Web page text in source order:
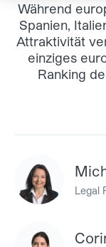
Während
Spanien,
Attraktivität
einziges
Ranking
Legal